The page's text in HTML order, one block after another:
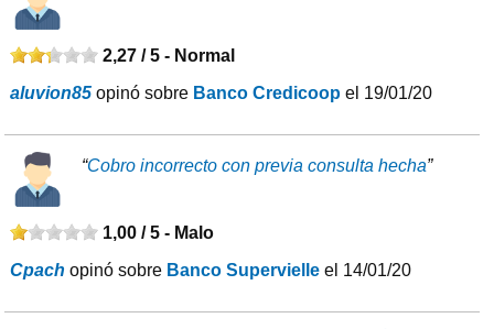
2,27 / 5 - Normal
aluvion85 opinó sobre Banco Credicoop el 19/01/20
“Cobro incorrecto con previa consulta hecha”
1,00 / 5 - Malo
Cpach opinó sobre Banco Supervielle el 14/01/20